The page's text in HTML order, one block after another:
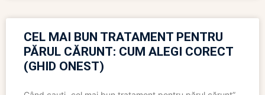
CEL MAI BUN TRATAMENT PENTRU
PĂRUL CĂRUNT: CUM ALEGI CORECT
(GHID ONEST)